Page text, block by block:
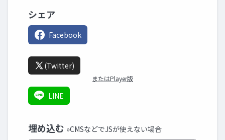
シェア
Facebook
(Twitter)
またはPlayer版
LINE
埋め込む »CMSなどでJSが使えない場合